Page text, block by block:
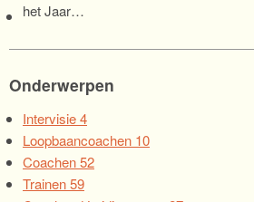
het Jaar…
Onderwerpen
Intervisie4
Loopbaancoachen 10
Coachen52
Trainen59